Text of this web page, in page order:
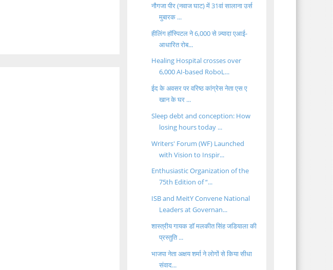
नौगजा पीर (नवाज घाट) में 31वां सालाना उर्स
मुबारक ...
हीलिंग हॉस्पिटल ने 6,000 से ज़्यादा एआई-
आधारित रोब...
Healing Hospital crosses over
6,000 AI-based RoboL...
ईद के अवसर पर वरिष्ठ कांग्रेस नेता एस ए
खान के घर ...
Sleep debt and conception: How
losing hours today ...
Writers' Forum (WF) Launched
with Vision to Inspir...
Enthusiastic Organization of the
75th Edition of “...
ISB and MeitY Convene National
Leaders at Governan...
शास्त्रीय गायक डॉ मलकीत सिंह जडियाला की
प्रस्तुति ...
भाजपा नेता अक्षय शर्मा ने लोगों से किया सीधा
संवाद...